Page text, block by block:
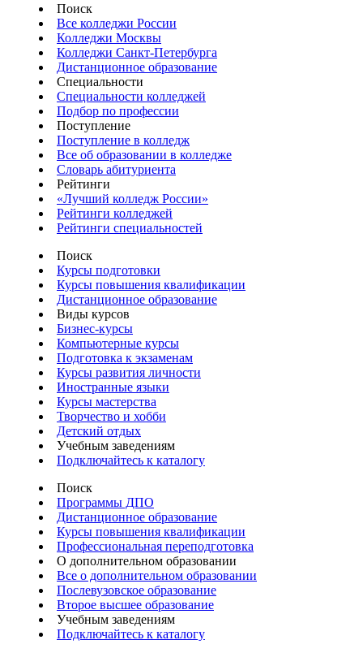
Поиск
Все колледжи России
Колледжи Москвы
Колледжи Санкт-Петербурга
Дистанционное образование
Специальности
Специальности колледжей
Подбор по профессии
Поступление
Поступление в колледж
Все об образовании в колледже
Словарь абитуриента
Рейтинги
«Лучший колледж России»
Рейтинги колледжей
Рейтинги специальностей
Поиск
Курсы подготовки
Курсы повышения квалификации
Дистанционное образование
Виды курсов
Бизнес-курсы
Компьютерные курсы
Подготовка к экзаменам
Курсы развития личности
Иностранные языки
Курсы мастерства
Творчество и хобби
Детский отдых
Учебным заведениям
Подключайтесь к каталогу
Поиск
Программы ДПО
Дистанционное образование
Курсы повышения квалификации
Профессиональная переподготовка
О дополнительном образовании
Все о дополнительном образовании
Послевузовское образование
Второе высшее образование
Учебным заведениям
Подключайтесь к каталогу